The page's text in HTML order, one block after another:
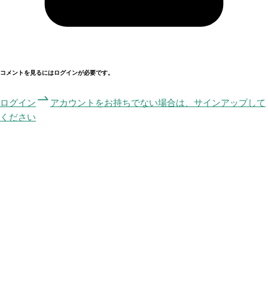
コメントを見るにはログインが必要です。
ログイン
アカウントをお持ちでない場合は、サインアップして
ください